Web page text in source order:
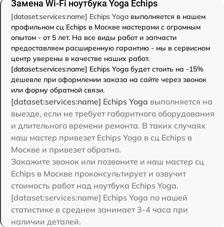
Замена Wi-Fi ноутбука Yoga Echips
[dataset:services:name] Echips Yoga выполняется в нашем
профильном сц Echips в Москве мастерами с огромным
опытом - от 5 лет. На все виды работ и запчасти
предоставляем расширенную гарантию - мы в сервисном
центр уверены в качестве наших работ.
[dataset:services:name] Echips Yoga будет стоить на -15%
дешевле при оформлении заказа на сайте через звонок
или форму обратной связи.
[dataset:services:name] Echips Yoga выполняется на
выезде, если не требует габаритного оборудования
и длительного времени ремонта. В таких случаях
наш мастер привезет Echips Yoga в сц Echips в
Москве и привезет обратно.
Закажите звонок или позвоните и наш мастер сц
Echips в Москве проконсультирует и озвучит
стоимость работ над ноутбука Echips Yoga.
[dataset:services:name] Echips Yoga по нашей
статистике в среднем занимает 3-4 часа при
наличии деталей.